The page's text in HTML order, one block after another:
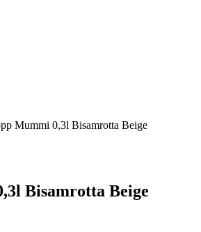
Mummi 0,3l Bisamrotta Beige
Bisamrotta Beige